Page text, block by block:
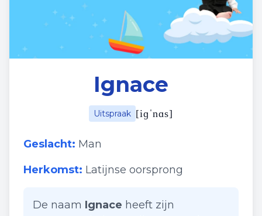
Ignace
Uitspraak [iɡˈnɑs]
Geslacht: Man
Herkomst: Latijnse oorsprong
De naam Ignace heeft zijn